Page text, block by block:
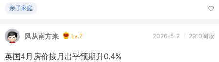
亲子家庭
风从南方来 Lv.7 2026-5-2 / 2910阅读
英国4月房价按月出乎预期升0.4%